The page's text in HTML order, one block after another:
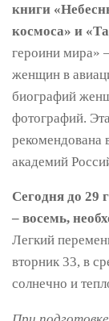
книги
космоса» и
героини мира»
женщин в
биографий
фотографий.
рекомендована
академий
Сегодня до 29
– восемь,
Легкий
вторник 33, в
солнечно и